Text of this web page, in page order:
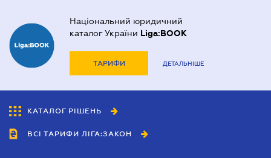
Національний юридичний
каталог України Liga:BOOK
ТАРИФИ ДЕТАЛЬНІШЕ
КАТАЛОГ РІШЕНЬ
ВСІ ТАРИФИ ЛІГА:ЗАКОН